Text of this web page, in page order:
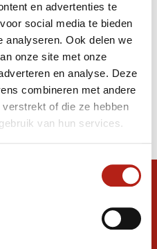
en advertenties te
social media te bieden
analyseren. Ook delen we
onze site met onze
en analyse. Deze
combineren met andere
of die ze hebben
van hun services.
getagd met
Medicine
je